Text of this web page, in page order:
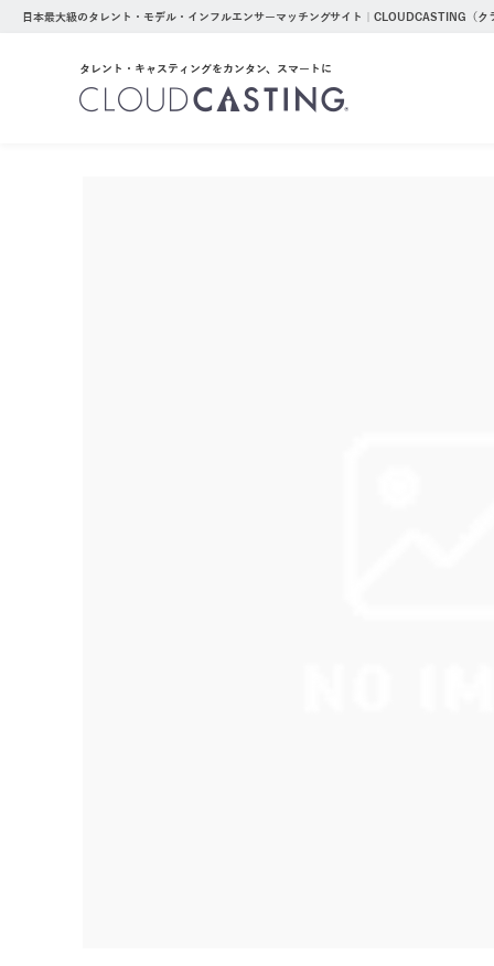
日本最大級のタレント・モデル・インフルエンサーマッチングサイト｜CLOUDCASTING（ク
タレント・キャスティングをカンタン、スマートに